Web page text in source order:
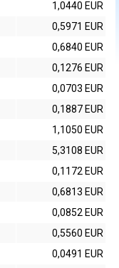
1,0440 EUR
0,5971 EUR
0,6840 EUR
0,1276 EUR
0,0703 EUR
0,1887 EUR
1,1050 EUR
5,3108 EUR
0,1172 EUR
0,6813 EUR
0,0852 EUR
0,5560 EUR
0,0491 EUR